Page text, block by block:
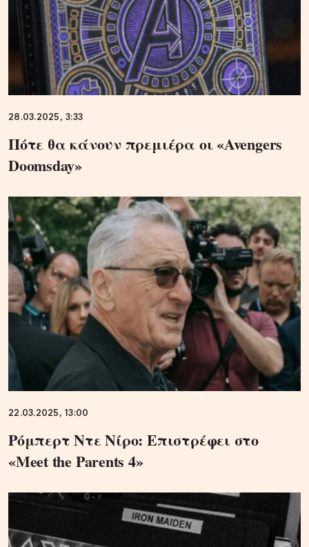
28.03.2025, 3:33
Πότε θα κάνουν πρεμιέρα οι «Avengers
Doomsday»
22.03.2025, 13:00
Ρόμπερτ Ντε Νίρο: Επιστρέφει στο
«Meet the Parents 4»